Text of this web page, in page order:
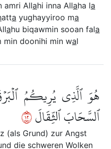
amri Allahi inna Allaha la
atta yughayyiroo ma
ahu biqawmin sooan fala
min doonihi min wal
هُوَ ٱلَّذِي يُرِيكُمُ
ٱلسَّحَابَ ٱلثِّقَالَ٢١
(als Grund) zur Angst
die schweren Wolken